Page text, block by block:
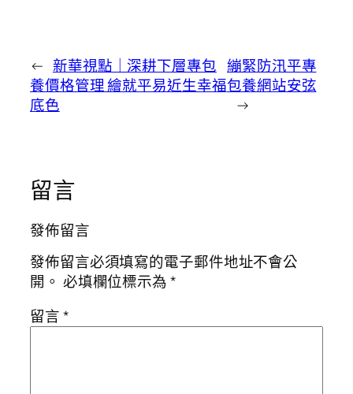
← 新華視點｜深耕下層專包
養價格管理 繪就平易近生幸福
底色
繃緊防汛平專
包養網站安弦
→
留言
發佈留言
發佈留言必須填寫的電子郵件地址不會公
開。 必填欄位標示為*
留言*